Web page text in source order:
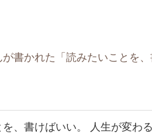
書かれた「読みたいことを
、書けばいい。 人生が変わ